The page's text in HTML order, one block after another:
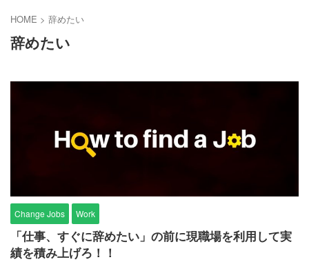
HOME > 辞めたい
辞めたい
Change Jobs Work
「仕事、すぐに辞めたい」の前に現職場を利用して実
績を積み上げろ！！